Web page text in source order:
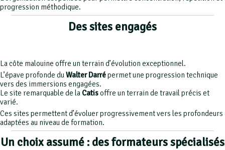
progression méthodique.
Des sites engagés
La côte malouine offre un terrain d’évolution exceptionnel.
L’épave profonde duWalter Darrépermet une progression technique
vers des immersions engagées.
Le site remarquable de la Catisoffre un terrain de travail précis et
varié.
Ces sites permettent d’évoluer progressivement vers les profondeurs
adaptées au niveau de formation.
Un choix assumé : des formateurs spécialisés